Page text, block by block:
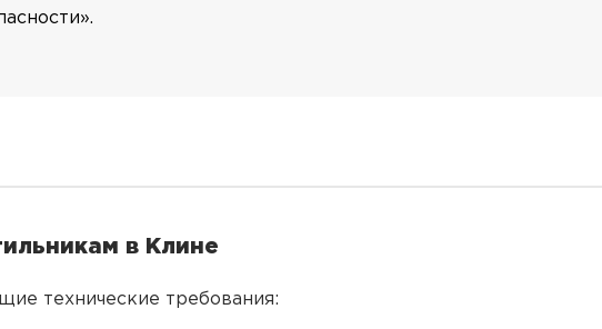
в Клине
технические требования: